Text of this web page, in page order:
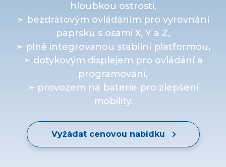
hloubkou ostrosti,
➣ bezdrátovým ovládáním pro vyrovnání
paprsku s osami X, Y a Z,
➣ plně integrovanou stabilní platformou,
➣ dotykovým displejem pro ovládání a
programování,
➣ provozem na baterie pro zlepšení
mobility.
Vyžádat cenovou nabídku